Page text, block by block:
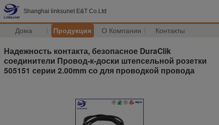
Shanghai linksunet E&T Co.Ltd
Дома Продукция О Компании Контакты
Надежность контакта, безопасное DuraClik
соединители Провод-к-доски штепсельной розетки
505151 серии 2.00mm со для проводкой провода